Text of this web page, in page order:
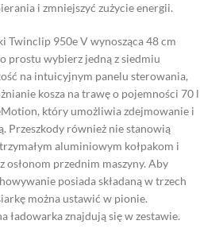
i zmniejszyć zużycie energii.
Twinclip 950e V wynosząca 48 cm
prostu wybierz jedną z siedmiu
na intuicyjnym panelu sterowania,
kosza na trawę o pojemności 70 l
który umożliwia zdejmowanie i
Przeszkody również nie stanowią
aluminiowym kołpakom i
przednim maszyny. Aby
posiada składaną w trzech
można ustawić w pionie.
znajdują się w zestawie.